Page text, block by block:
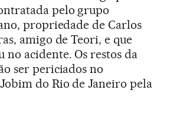
pelo grupo
propriedade de Carlos
amigo de Teori, e que
acidente. Os restos da
ser periciados no
do Rio de Janeiro pela